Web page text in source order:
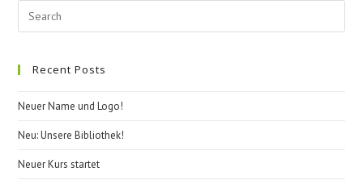
Recent Posts
Neuer Name und Logo!
Neu: Unsere Bibliothek!
Neuer Kurs startet